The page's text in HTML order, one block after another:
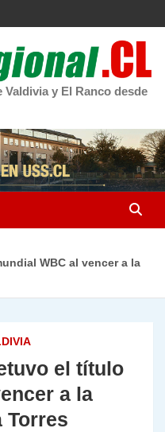
y El Ranco desde
WBC al vencer a la
el título
a la
Torres